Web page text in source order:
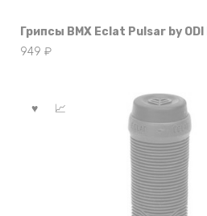
Грипсы BMX Eclat Pulsar by
949 ₽